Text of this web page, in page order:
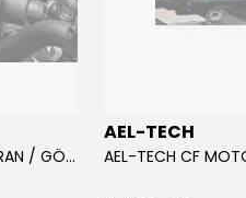
AEL-TECH CF MOTO CF 250 EKRAN / GÖSTERGE KORUYUCU 2020-2022
AEL-TECH